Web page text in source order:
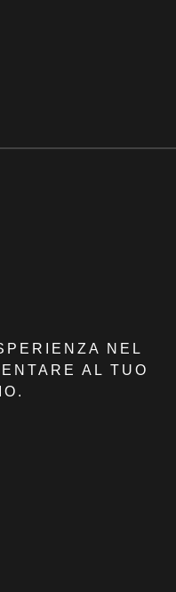
NEL
AL TUO